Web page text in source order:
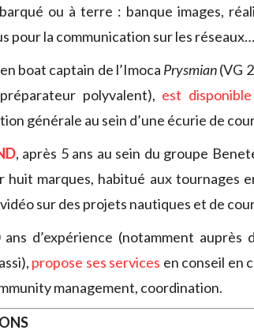
ou à terre : banque images,
pour la communication sur les réseaux…
boat captain de l’Imoca Prysmian(VG
polyvalent), est disponible
générale au sein d’une écurie de
, après 5 ans au sein du groupe
marques, habitué aux tournages
sur des projets nautiques et de
ans d’expérience (notamment
propose ses services en conseil en
management, coordination.